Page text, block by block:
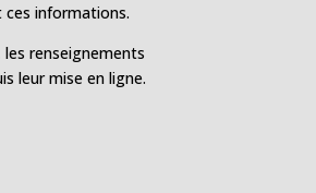
ces informations.
renseignements
leur mise en ligne.